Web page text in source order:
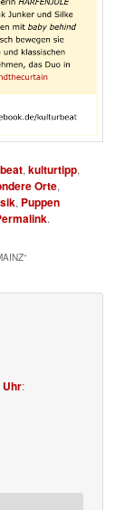
,kulturtipp,
Orte,
, Puppen
.
“
Uhr: